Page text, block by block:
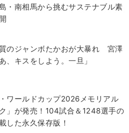
・南相馬から挑むサステナブル素
のジャンボたかおが大暴れ 宮澤
、キスをしよう。一旦」
・ワールドカップ2026メモリアル
」が発売！104試合＆1248選手の
した永久保存版！